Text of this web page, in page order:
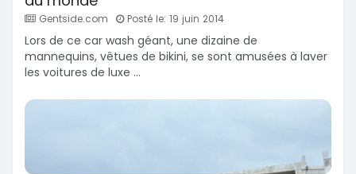
Gentside.com Posté le: 19 juin 2014
Lors de ce car wash géant, une dizaine de
mannequins, vêtues de bikini, se sont amusées à laver
les voitures de luxe ...